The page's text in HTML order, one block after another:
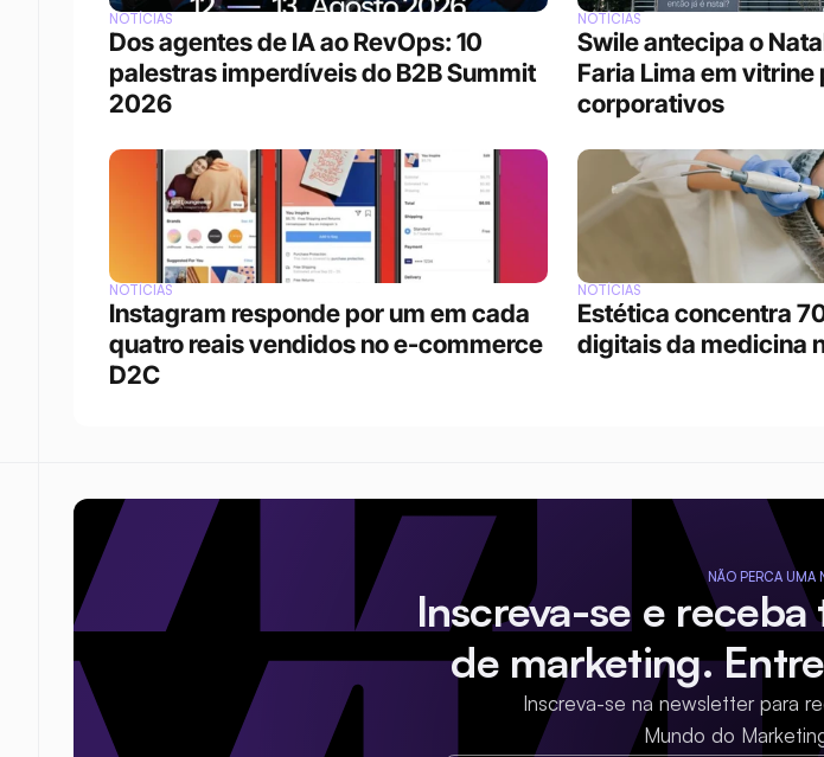
NOTÍCIAS
Dos agentes de IA ao RevOps: 10
palestras imperdíveis do B2B Summit
2026
NOTÍCIAS
Swile antecipa o
Faria Lima em
corporativos
NOTÍCIAS
Instagram responde por um em cada
quatro reais vendidos no e-commerce
D2C
NOTÍCIAS
Estética concentra
digitais da medicina
NÃO PERCA UMA
Inscreva-se e
de marketing.
Inscreva-se na newsletter para
Mundo do